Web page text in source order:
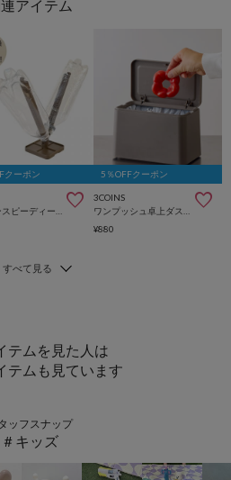
クーポン 5％OFFクーポン
3COINS
¥880
テムを見た人は
テムも見ています
ッフスナップ
＃キッズ